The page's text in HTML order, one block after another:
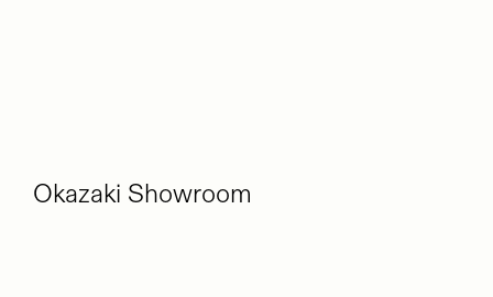
Okazaki Showroom